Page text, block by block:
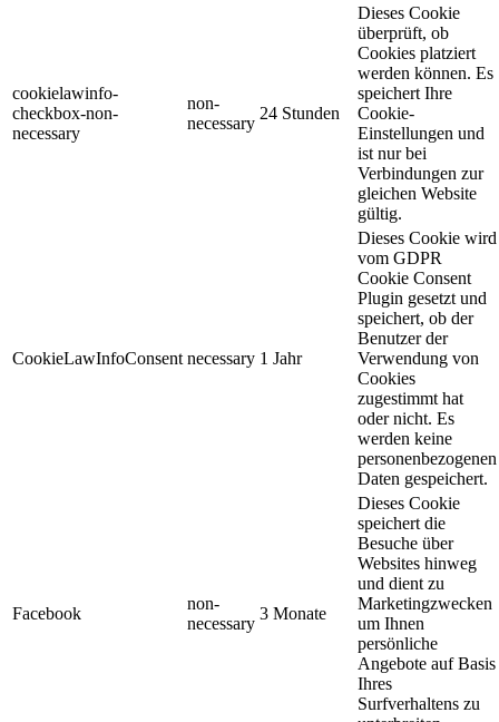
cookielawinfo-
checkbox-non-
necessary
non-
necessary
24 Stunden
Dieses Cookie
überprüft, ob
Cookies platziert
werden können. Es
speichert Ihre
Cookie-
Einstellungen und
ist nur bei
Verbindungen zur
gleichen Website
gültig.
CookieLawInfoConsent necessary 1 Jahr
Dieses Cookie wird
vom GDPR
Cookie Consent
Plugin gesetzt und
speichert, ob der
Benutzer der
Verwendung von
Cookies
zugestimmt hat
oder nicht. Es
werden keine
personenbezogenen
Daten gespeichert.
Facebook
non-
necessary
3 Monate
Dieses Cookie
speichert die
Besuche über
Websites hinweg
und dient zu
Marketingzwecken
um Ihnen
persönliche
Angebote auf Basis
Ihres
Surfverhaltens zu